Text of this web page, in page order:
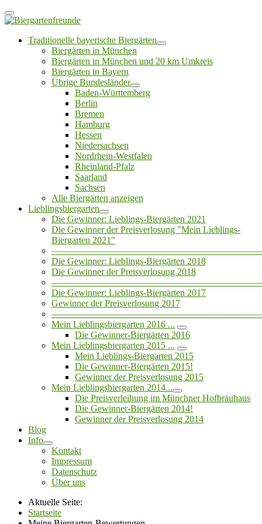
Traditionelle bayerische Biergärten
Biergärten in München
Biergärten in München und 20 km Umkreis
Biergärten in Bayern
Übrige Bundesländer
Baden-Württemberg
Berlin
Bremen
Hamburg
Hessen
Niedersachsen
Nordrhein-Westfalen
Rheinland-Pfalz
Saarland
Sachsen
Alle Biergärten anzeigen
Lieblingsbiergarten
Die Gewinner: Lieblings-Biergärten 2021
Die Gewinner der Preisverlosung "Mein Lieblings-
Biergarten 2021"
Die Gewinner: Lieblings-Biergärten 2018
Die Gewinner der Preisverlosung 2018
Die Gewinner: Lieblings-Biergärten 2017
Gewinner der Preisverlosung 2017
Mein Lieblingsbiergarten 2016 ...
Die Gewinner-Biergärten 2016
Mein Lieblingsbiergarten 2015 ...
Mein Lieblings-Biergarten 2015
Die Gewinner-Biergärten 2015!
Gewinner der Preisverlosung 2015
Mein Lieblingsbiergarten 2014...
Die Preisverleihung im Münchner Hofbräuhaus
Die Gewinner-Biergärten 2014!
Gewinner der Preisverlosung 2014
Blog
Info
Kontakt
Impressum
Datenschutz
Über uns
Aktuelle Seite:
Startseite